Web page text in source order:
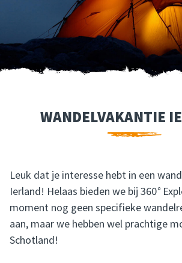
WANDELVAKANTIE
WANDELVAKANTIE
Leuk dat je interesse hebt in een
Ierland! Helaas bieden we bij 360°
moment nog geen specifieke
aan, maar we hebben wel prachtige
Schotland!